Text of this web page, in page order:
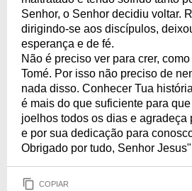
Senhor, o Senhor decidiu voltar.
dirigindo-se aos discípulos,
esperança e de fé.
Não é preciso ver para crer,
Tomé. Por isso não preciso de
nada disso. Conhecer Tua
é mais do que suficiente para
joelhos todos os dias e agradeça
e por sua dedicação para
Obrigado por tudo, Senhor Jesus"
COPIAR